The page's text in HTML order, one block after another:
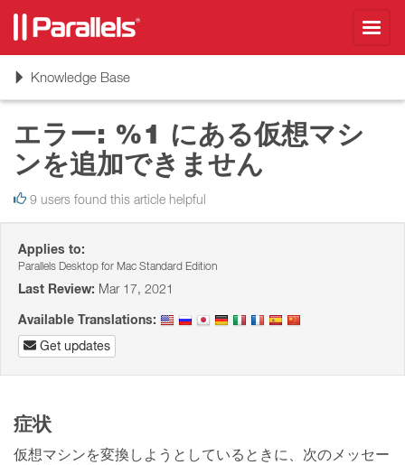
ToggleKnowledge Base
エラー: %1 にある仮想マシ
ンを追加できません
9 users found this article helpful
Applies to:
Parallels Desktop for Mac Standard Edition
Last Review: Mar 17, 2021
Available Translations:
Get updates
症状
仮想マシンを変換しようとしているときに、次のメッセー